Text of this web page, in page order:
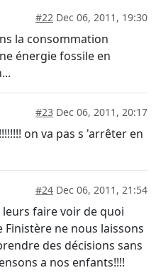
#22 Dec 06, 2011, 19:30
la consommation
énergie fossile en
#23 Dec 06, 2011, 20:17
on va pas s 'arrêter en
#24 Dec 06, 2011, 21:54
leurs faire voir de quoi
ne nous laissons
des décisions sans
a nos enfants!!!!